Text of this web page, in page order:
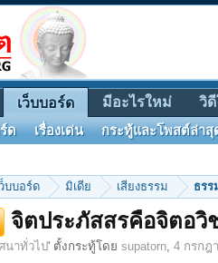
บบอร์ด มิเดีย เสียงธรรม ธรร
จิตประภัสสรคือจิตอวิ
นาทั่วไป' ตั้งกระทู้โดย supatorn, 4 กรกฎ
3 4 6 → 49 ถัดไป >
เว็บบอร์ด
ด เรื่องเด่น กระทู้และโพสต์ล่าสุ
มีอะไรใหม่ วิ